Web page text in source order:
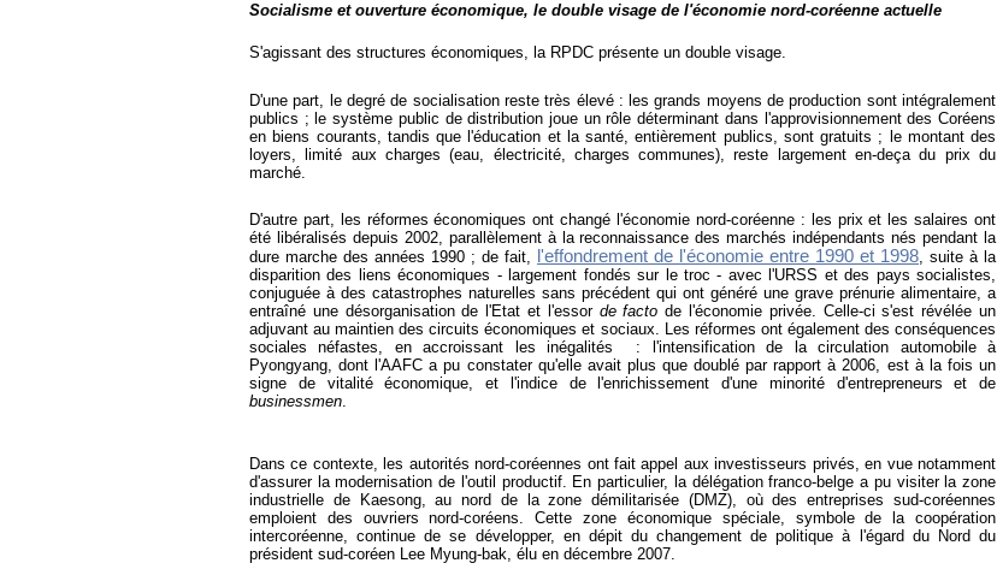
Socialisme et ouverture économique, le double visage de l'économie nord-coréenne actuelle
S'agissant des structures économiques, la RPDC présente un double visage.
D'une part, le degré de socialisation reste très élevé : les grands moyens de production sont intégralement
publics ; le système public de distribution joue un rôle déterminant dans l'approvisionnement des Coréens
en biens courants, tandis que l'éducation et la santé, entièrement publics, sont gratuits ; le montant des
loyers, limité aux charges (eau, électricité, charges communes), reste largement en-deça du prix du
marché.
D'autre part, les réformes économiques ont changé l'économie nord-coréenne : les prix et les salaires ont
été libéralisés depuis 2002, parallèlement à la reconnaissance des marchés indépendants nés pendant la
dure marche des années 1990 ; de fait, l'effondrement de l'économie entre 1990 et 1998, suite à la
disparition des liens économiques - largement fondés sur le troc - avec l'URSS et des pays socialistes,
conjuguée à des catastrophes naturelles sans précédent qui ont généré une grave prénurie alimentaire, a
entraîné une désorganisation de l'Etat et l'essor de facto de l'économie privée. Celle-ci s'est révélée un
adjuvant au maintien des circuits économiques et sociaux. Les réformes ont également des conséquences
sociales néfastes, en accroissant les inégalités : l'intensification de la circulation automobile à
Pyongyang, dont l'AAFC a pu constater qu'elle avait plus que doublé par rapport à 2006, est à la fois un
signe de vitalité économique, et l'indice de l'enrichissement d'une minorité d'entrepreneurs et de
businessmen.
Dans ce contexte, les autorités nord-coréennes ont fait appel aux investisseurs privés, en vue notamment
d'assurer la modernisation de l'outil productif. En particulier, la délégation franco-belge a pu visiter la zone
industrielle de Kaesong, au nord de la zone démilitarisée (DMZ), où des entreprises sud-coréennes
emploient des ouvriers nord-coréens. Cette zone économique spéciale, symbole de la coopération
intercoréenne, continue de se développer, en dépit du changement de politique à l'égard du Nord du
président sud-coréen Lee Myung-bak, élu en décembre 2007.